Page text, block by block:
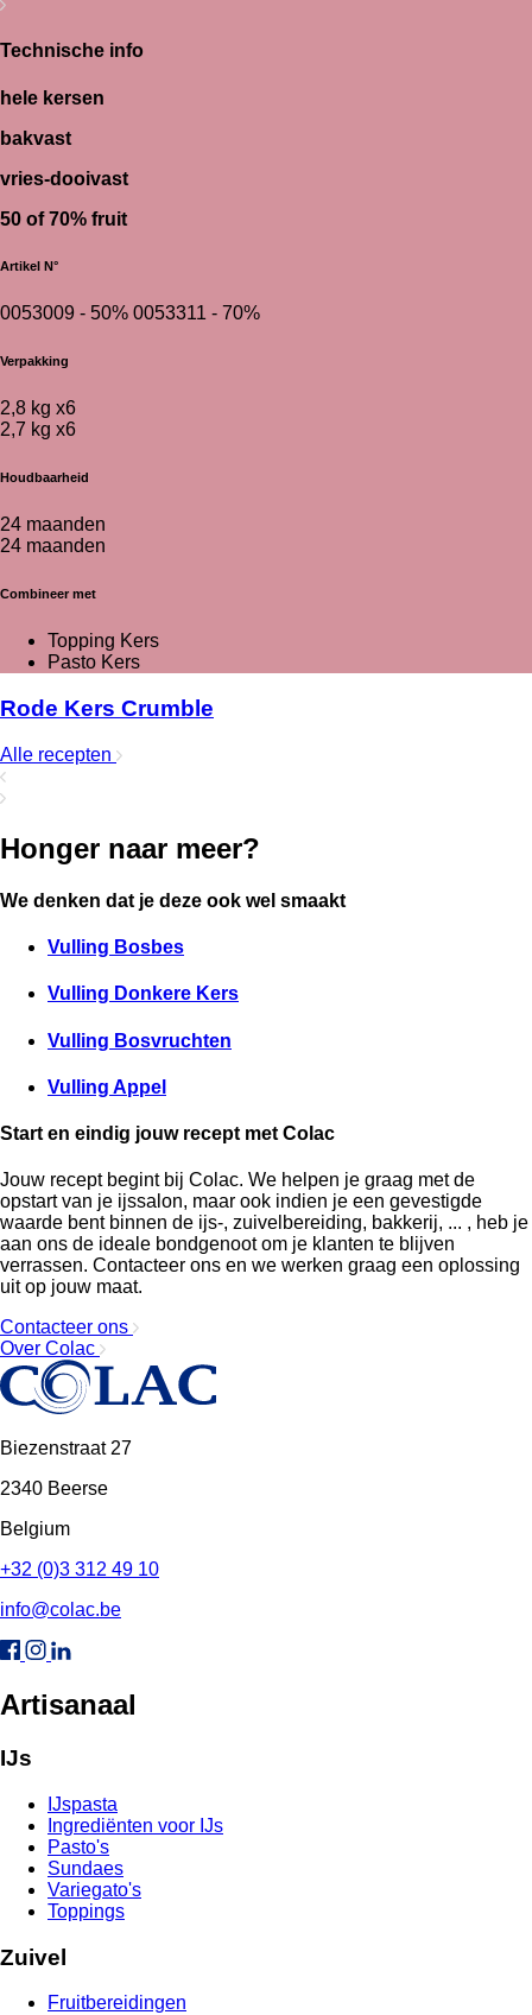
Technische info
hele kersen
bakvast
vries-dooivast
50 of 70% fruit
Artikel N°
0053009 - 50% 0053311 - 70%
Verpakking
2,8 kg x6
2,7 kg x6
Houdbaarheid
24 maanden
24 maanden
Combineer met
Topping Kers
Pasto Kers
Rode Kers Crumble
Alle recepten
Honger naar meer?
We denken dat je deze ook wel smaakt
Vulling Bosbes
Vulling Donkere Kers
Vulling Bosvruchten
Vulling Appel
Start en eindig jouw recept met Colac
Jouw recept begint bij Colac. We helpen je graag met de
opstart van je ijssalon, maar ook indien je een gevestigde
waarde bent binnen de ijs-, zuivelbereiding, bakkerij, ... , heb je
aan ons de ideale bondgenoot om je klanten te blijven
verrassen. Contacteer ons en we werken graag een oplossing
uit op jouw maat.
Contacteer ons
Over Colac
Biezenstraat 27
2340 Beerse
Belgium
+32 (0)3 312 49 10
info@colac.be
Artisanaal
IJs
IJspasta
Ingrediënten voor IJs
Pasto's
Sundaes
Variegato's
Toppings
Zuivel
Fruitbereidingen